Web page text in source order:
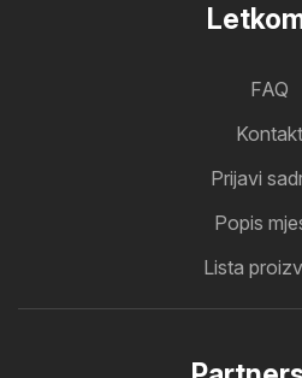
FAQ
Kontakt
Prijavi
Popis
Lista